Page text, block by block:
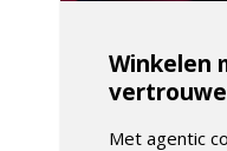
Winkelen
Met agentic